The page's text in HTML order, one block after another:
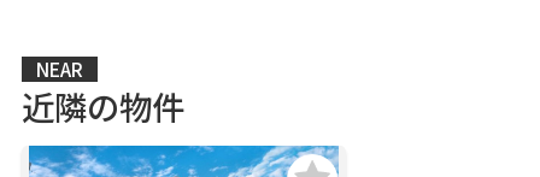
NEAR
近隣の物件